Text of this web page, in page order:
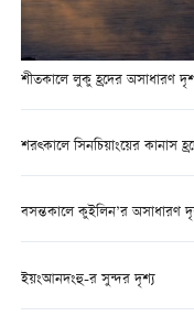
শীতকালে লুকু হ্রদের অসাধারণ
শরত্কালে সিনচিয়াংয়ের কানাস
বসন্তকালে কুইলিন’র অসাধারণ
ইয়ংআনদংহু-র সুন্দর দৃশ্য